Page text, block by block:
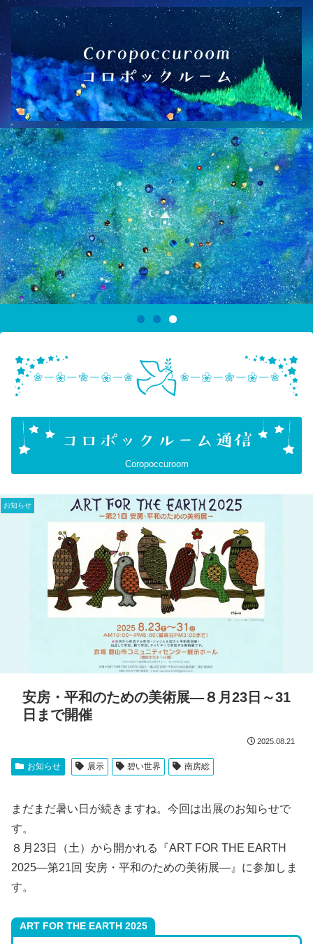
Coropoccuroom
安房・平和のための美術展―８月23日～31
日まで開催
お知らせ
2025.08.21
お知らせ 展示 碧い世界 南房総
まだまだ暑い日が続きますね。今回は出展のお知らせで
す。
８月23日（土）から開かれる『ART FOR THE EARTH
2025―第21回 安房・平和のための美術展―』に参加しま
す。
ART FOR THE EARTH 2025